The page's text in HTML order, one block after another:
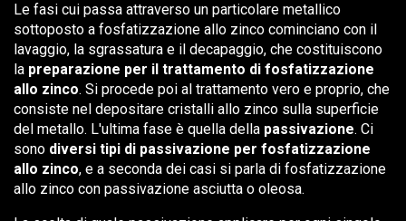
Le fasi cui passa attraverso un particolare metallico
sottoposto a fosfatizzazione allo zinco cominciano con il
lavaggio, la sgrassatura e il decapaggio, che costituiscono
la preparazione per il trattamento di fosfatizzazione
allo zinco. Si procede poi al trattamento vero e proprio, che
consiste nel depositare cristalli allo zinco sulla superficie
del metallo. L'ultima fase è quella della passivazione. Ci
sono diversi tipi di passivazione per fosfatizzazione
allo zinco, e a seconda dei casi si parla di fosfatizzazione
allo zinco con passivazione asciutta o oleosa.